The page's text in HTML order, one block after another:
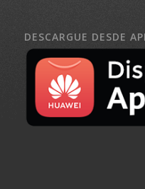
DESCARGUE DESDE